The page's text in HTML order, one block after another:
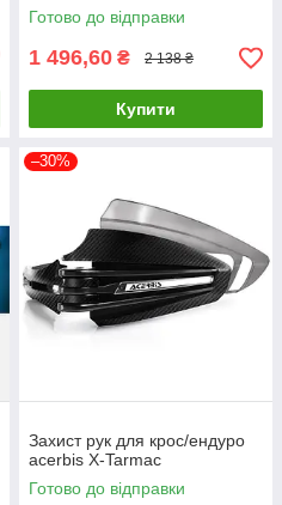
Готово до відправки
1 496,60 ₴ 2 138 ₴
Купити
–30%
Захист рук для крос/ендуро
acerbis X-Tarmac
Готово до відправки